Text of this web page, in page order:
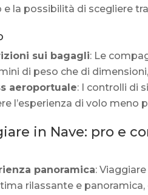
e la possibilità di scegliere
sui bagagli: Le
di peso che di
aeroportuale: I controlli di
l’esperienza di volo meno
in Nave: pro e
panoramica:
rilassante e